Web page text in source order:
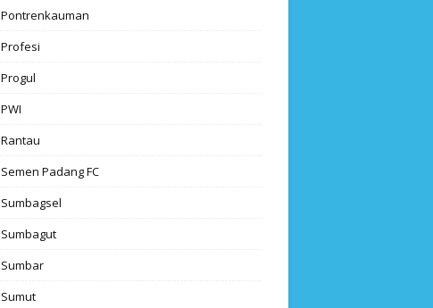
Pontrenkauman
Profesi
Progul
PWI
Rantau
Semen Padang FC
Sumbagsel
Sumbagut
Sumbar
Sumut